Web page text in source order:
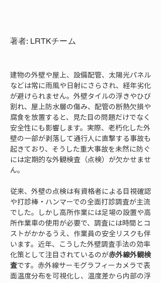
著者: LRTKチーム
建物の外壁や屋上、設備配管、太陽光パネル
などは常に雨風や日射にさらされ、経年劣化
が避けられません。外壁タイルの浮きやひび
割れ、屋上防水層の傷み、配管の断熱欠損や
腐食を放置すると、見た目の問題だけでなく
安全性にも影響します。実際、老朽化した外
壁の一部が剥落して通行人に直撃する事故も
起きており、そうした重大事故を未然に防ぐ
には定期的な外観検査（点検）が欠かせませ
ん。
従来、外壁の点検は有資格者による目視確認
や打診棒・ハンマーでの全面打診調査が主流
でした。しかし高所作業には足場の設置や高
所作業車の使用が必要で、調査には時間とコ
ストがかかるうえ、作業員の安全リスクも伴
います。近年、こうした外壁調査手法の効率
化策として注目されているのが赤外線外観検
査です。赤外線サーモグラフィーカメラで表
面温度分布を可視化し、温度差から内部の浮